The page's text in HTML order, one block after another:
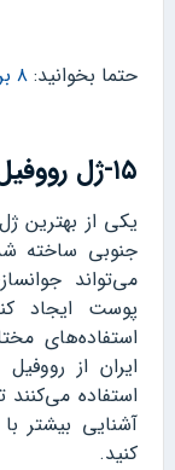
حتما بخوانید:۸ برند ژل استاندارد در ایران
۱۵-ژل رووفیل Revofil
یکی از بهترین
جنوبی ساخته
می‌تواند
پوست ایجاد
استفاده‌های
ایران از
استفاده می‌کنند
آشنایی بیشتر با
کنید.